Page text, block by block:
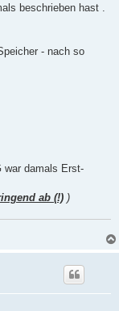
beschrieben hast .
- nach so
war damals Erst-
ab (!) )